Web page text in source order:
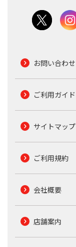
お問い合わせ
ご利用ガイド
サイトマップ
ご利用規約
会社概要
店舗案内